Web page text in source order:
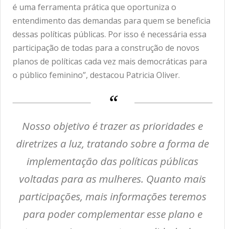
é uma ferramenta prática que oportuniza o
entendimento das demandas para quem se beneficia
dessas políticas públicas. Por isso é necessária essa
participação de todas para a construção de novos
planos de políticas cada vez mais democráticas para
o público feminino”, destacou Patricia Oliver.
Nosso objetivo é trazer as prioridades e
diretrizes a luz, tratando sobre a forma de
implementação das políticas públicas
voltadas para as mulheres. Quanto mais
participações, mais informações teremos
para poder complementar esse plano e